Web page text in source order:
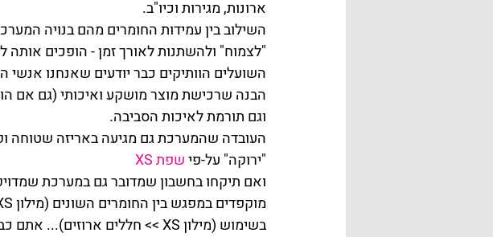
ארונות, מגירות וכיו"ב.
השילוב בין עמידות החומרים מהם בנויה
"לצמוח" ולהשתנות לאורך זמן - הופכים
הבנה שרכישת מוצר מושקע ואיכותי (גם אם
וגם תורמת לאיכות הסביבה.
העובדה שהמערכת גם מגיעה באריזה שטוחה
"ירוקה" על-פי שפת XS
בשימוש (מילון XS >> חללים ארוזים)... אתם כבר לגמרי מבינים מדוע הקדשנו לה פוסט…